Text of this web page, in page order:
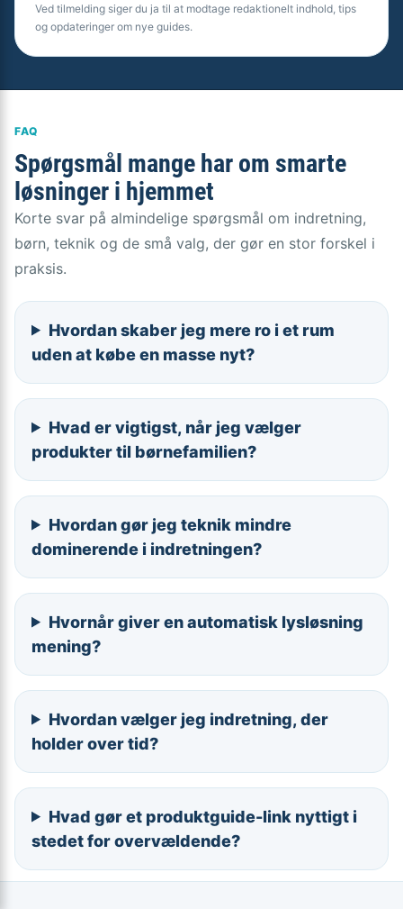
Ved tilmelding siger du ja til at modtage redaktionelt indhold, tips
og opdateringer om nye guides.
FAQ
Spørgsmål mange har om smarte
løsninger i hjemmet
Korte svar på almindelige spørgsmål om indretning,
børn, teknik og de små valg, der gør en stor forskel i
praksis.
Hvordan skaber jeg mere ro i et rum
uden at købe en masse nyt?
Hvad er vigtigst, når jeg vælger
produkter til børnefamilien?
Hvordan gør jeg teknik mindre
dominerende i indretningen?
Hvornår giver en automatisk lysløsning
mening?
Hvordan vælger jeg indretning, der
holder over tid?
Hvad gør et produktguide-link nyttigt i
stedet for overvældende?